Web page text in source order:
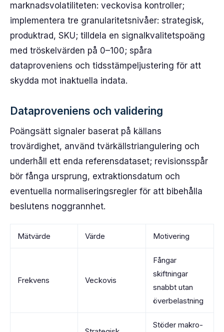
marknadsvolatiliteten: veckovisa kontroller;
implementera tre granularitetsnivåer: strategisk,
produktrad, SKU; tilldela en signalkvalitetspoäng
med tröskelvärden på 0–100; spåra
dataproveniens och tidsstämpeljustering för att
skydda mot inaktuella indata.
Dataproveniens och validering
Poängsätt signaler baserat på källans
trovärdighet, använd tvärkällstriangulering och
underhåll ett enda referensdataset; revisionsspår
bör fånga ursprung, extraktionsdatum och
eventuella normaliseringsregler för att bibehålla
beslutens noggrannhet.
Mätvärde Värde Motivering
Frekvens Veckovis
Fångar
skiftningar
snabbt utan
överbelastning
Stöder makro-